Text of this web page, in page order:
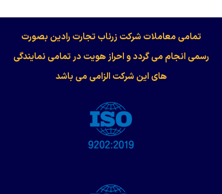
​​​​​​تمامی معاملات شرکت زرناب تجارت رادین بصورت
رسمی انجام می گردد و احراز هویت در تمامی نمایندگی
های این شرکت الزامی می باشد